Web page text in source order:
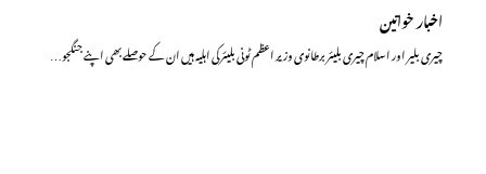
اخبار خواتین
چیری بلیر اور اسلام چیری بلیئر برطانوی وزیر اعظم ٹونی بلیئر کی اہلیہ ہیں ان کے حوصلے بھی اپنے جنگجو…